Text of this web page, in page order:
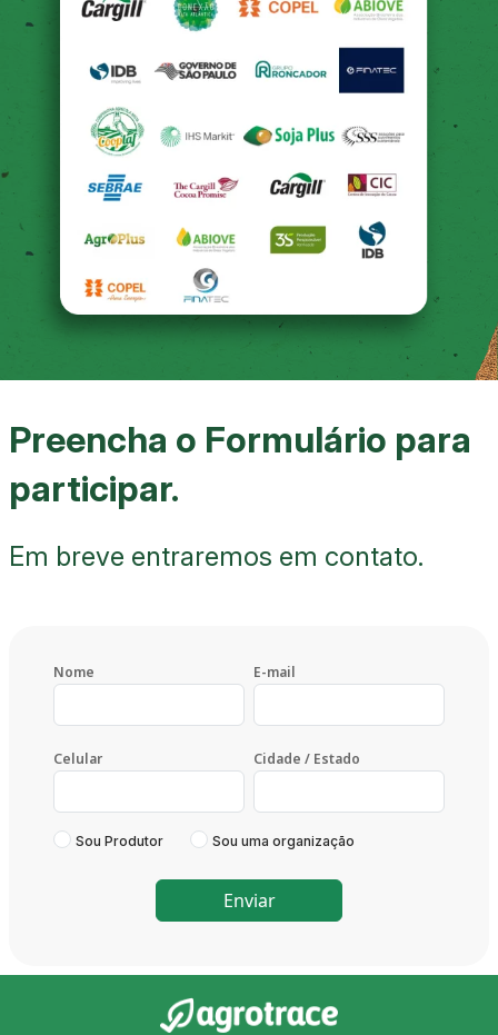
Preencha o Formulário para
participar.
Em breve entraremos em contato.
Nome E-mail
Celular Cidade / Estado
Sou Produtor Sou uma organização
Enviar